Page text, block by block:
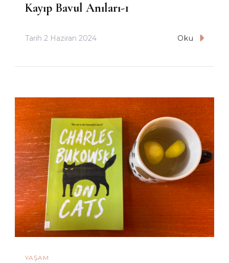
Kayıp Bavul Anıları-1
Tarih 2 Haziran 2024 Oku
YAŞAM